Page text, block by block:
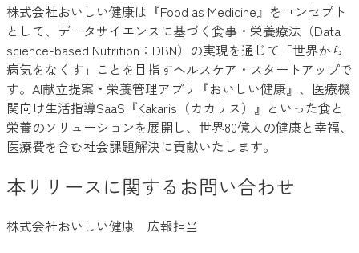
株式会社おいしい健康は『Food as Medicine』をコンセプト
として、データサイエンスに基づく食事・栄養療法（Data
science-based Nutrition：DBN）の実現を通じて「世界から
病気をなくす」ことを目指すヘルスケア・スタートアップで
す。AI献立提案・栄養管理アプリ『おいしい健康』、医療機
関向け生活指導SaaS『Kakaris（カカリス）』といった食と
栄養のソリューションを展開し、世界80億人の健康と幸福、
医療費を含む社会課題解決に貢献いたします。
本リリースに関するお問い合わせ
株式会社おいしい健康 広報担当